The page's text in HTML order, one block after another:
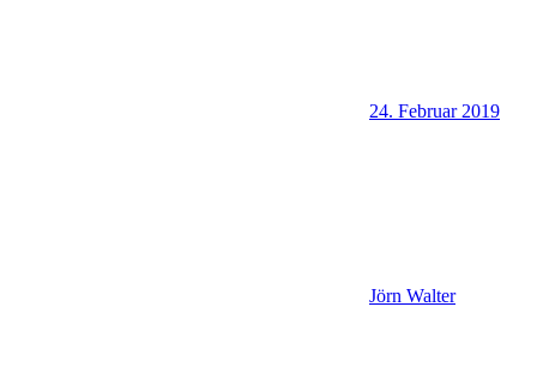
24. Februar 2019
Jörn Walter